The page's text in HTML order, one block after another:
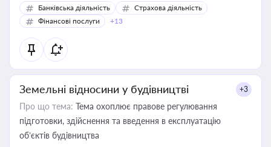
Банківська діяльність
Страхова діяльність
Фінансові послуги
+13
Земельні відносини у будівництві +3
Про що тема: Тема охоплює правове регулювання
підготовки, здійснення та введення в експлуатацію
об’єктів будівництва